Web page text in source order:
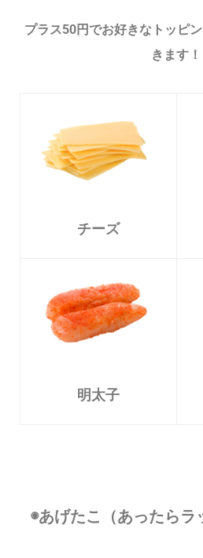
プラス50円でお好きなトッピ
きます！
チーズ
明太子
◉あげたこ（あったらラ